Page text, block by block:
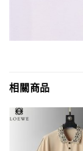
相關商品